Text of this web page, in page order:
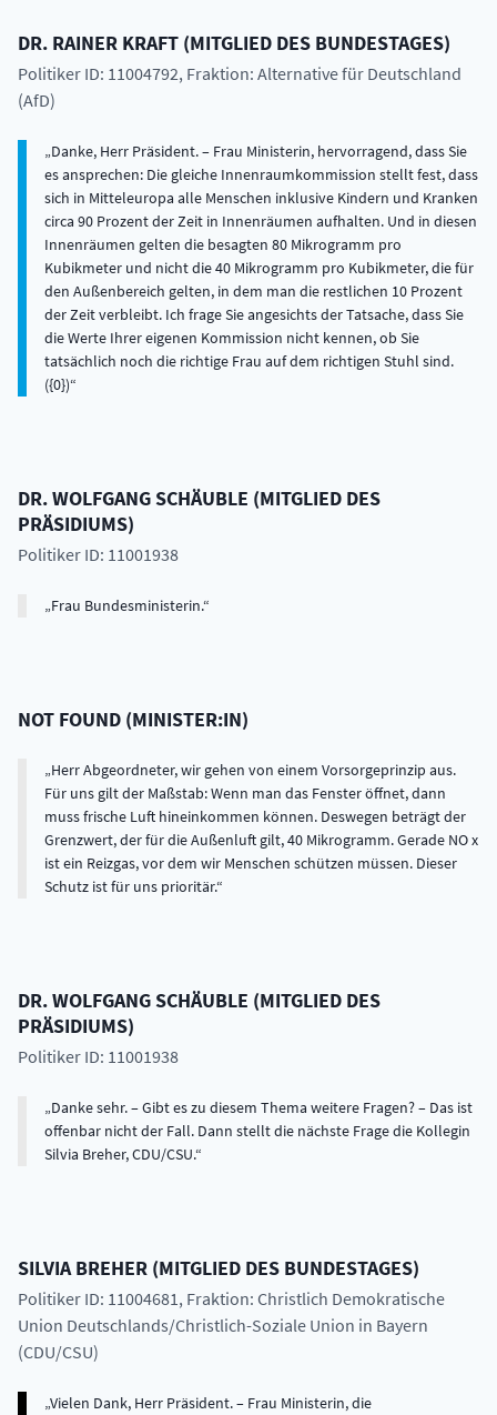
DR. RAINER KRAFT (MITGLIED DES BUNDESTAGES)
Politiker ID: 11004792, Fraktion: Alternative für Deutschland
(AfD)
Danke, Herr Präsident. – Frau Ministerin, hervorragend, dass Sie
es ansprechen: Die gleiche Innenraumkommission stellt fest, dass
sich in Mitteleuropa alle Menschen inklusive Kindern und Kranken
circa 90 Prozent der Zeit in Innenräumen aufhalten. Und in diesen
Innenräumen gelten die besagten 80 Mikrogramm pro
Kubikmeter und nicht die 40 Mikrogramm pro Kubikmeter, die für
den Außenbereich gelten, in dem man die restlichen 10 Prozent
der Zeit verbleibt. Ich frage Sie angesichts der Tatsache, dass Sie
die Werte Ihrer eigenen Kommission nicht kennen, ob Sie
tatsächlich noch die richtige Frau auf dem richtigen Stuhl sind.
({0})
DR.WOLFGANGSCHÄUBLE (MITGLIED DES
PRÄSIDIUMS)
Politiker ID: 11001938
Frau Bundesministerin.
NOT FOUND (MINISTER:IN)
Herr Abgeordneter, wir gehen von einem Vorsorgeprinzip aus.
Für uns gilt der Maßstab: Wenn man das Fenster öffnet, dann
muss frische Luft hineinkommen können. Deswegen beträgt der
Grenzwert, der für die Außenluft gilt, 40 Mikrogramm. Gerade NO x
ist ein Reizgas, vor dem wir Menschen schützen müssen. Dieser
Schutz ist für uns prioritär.
DR.WOLFGANGSCHÄUBLE (MITGLIED DES
PRÄSIDIUMS)
Politiker ID: 11001938
Danke sehr. – Gibt es zu diesem Thema weitere Fragen? – Das ist
offenbar nicht der Fall. Dann stellt die nächste Frage die Kollegin
Silvia Breher, CDU/CSU.
SILVIA BREHER (MITGLIED DES BUNDESTAGES)
Politiker ID: 11004681, Fraktion: Christlich Demokratische
Union Deutschlands/Christlich-Soziale Union in Bayern
(CDU/CSU)
Vielen Dank, Herr Präsident. – Frau Ministerin, die